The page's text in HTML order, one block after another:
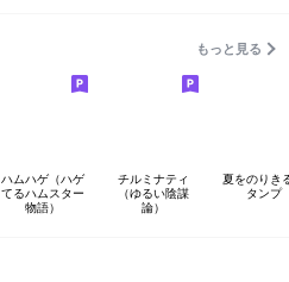
もっと見る
ハムハゲ（ハゲ
てるハムスター
物語）
チルミナティ
（ゆるい陰謀
論）
夏をのりき
タンプ